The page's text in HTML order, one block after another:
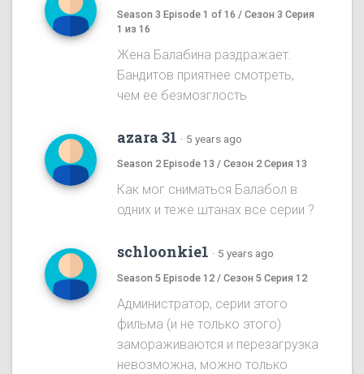
Season 3 Episode 1 of 16 / Сезон 3 Серия
1 из 16
Жена Балабина раздражает.
Бандитов приятнее смотреть,
чем ее безмозглость
azara 31 · 5 years ago
Season 2 Episode 13 / Сезон 2 Серия 13
Как мог сниматься Балабол в
одних и теже штанах все серии ?
schloonkie1 · 5 years ago
Season 5 Episode 12 / Сезон 5 Серия 12
Администратор, серии этого
фильма (и не только этого)
замораживаются и перезагрузка
невозможна, можно только